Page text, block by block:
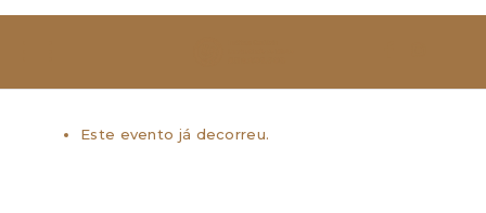
ESTUDAR
EVENTOS
Este evento já decorreu.